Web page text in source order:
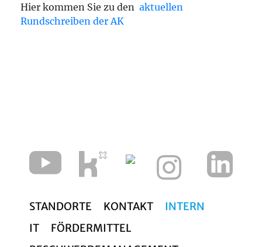
Hier kommen Sie zu den aktuellen
Rundschreiben der AK
STANDORTE KONTAKT
INTERN
IT
FÖRDERMITTEL